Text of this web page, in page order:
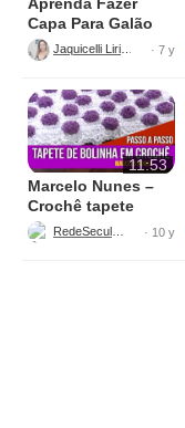
Capa Para Galão
de Água – 20 litros
Jaquicelli Liriane · 7 y
11:53
Marcelo Nunes –
Crochê tapete
bolinha Parte 1
· 10 y